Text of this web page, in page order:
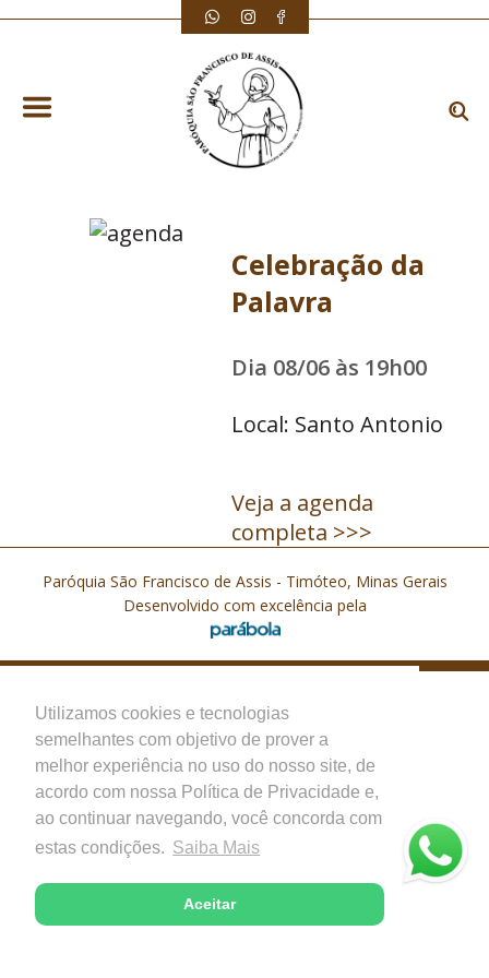
Utilizamos cookies e tecnologias
semelhantes com objetivo de prover a
melhor experiência no uso do nosso site, de
acordo com nossa Política de Privacidade e,
ao continuar navegando, você concorda com
estas condições. Saiba Mais
Aceitar
Celebração da
Palavra
Dia 08/06 às 19h00
Local: Santo Antonio
Veja a agenda
completa >>>
Paróquia São Francisco de Assis - Timóteo, Minas Gerais
Desenvolvido com excelência pela